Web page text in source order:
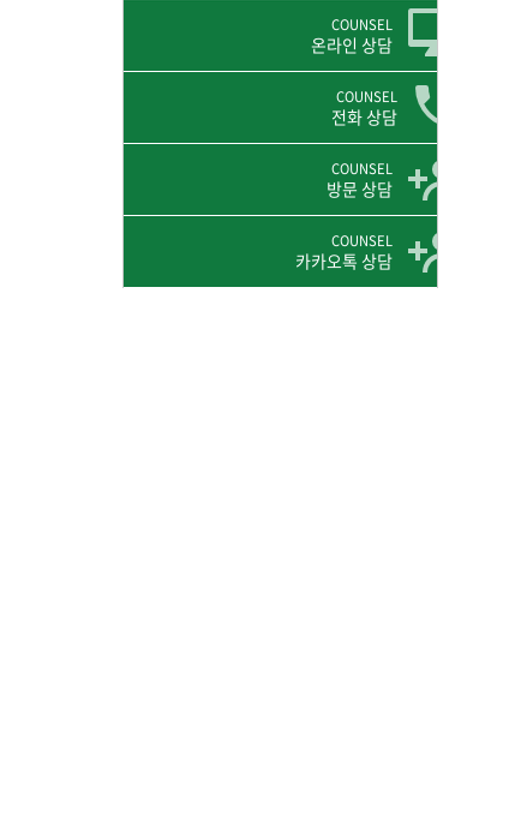
COUNSEL
온라인 상담
COUNSEL
전화 상담
COUNSEL
방문 상담
COUNSEL
카카오톡 상담